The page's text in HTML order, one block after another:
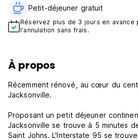
Petit-déjeuner gratuit‎
Réservez plus de 3 jours en avance
l'annulation sans frais.
À propos
Récemment rénové, au cœur du
Jacksonville.
Proposant un petit déjeuner
Jacksonville se trouve à 5 minutes
Saint Johns. L'Interstate 95 se